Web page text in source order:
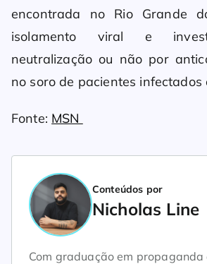
encontrada no Rio Grande
isolamento viral e
neutralização ou não por
no soro de pacientes infectados
Fonte: MSN
Conteúdos por
Nicholas Line
Com graduação em